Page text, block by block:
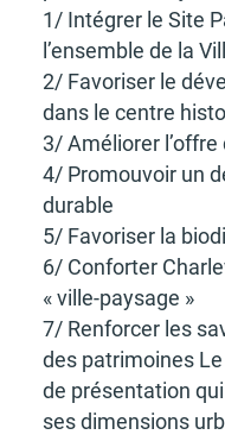
1/ Inté­grer le Site
l’en­semble de la
2/ Favo­ri­ser le
dans le centre
3/ Amélio­rer l’offre
4/ Promou­voir un
durable
5/ Favo­ri­ser la
6/ Confor­ter
« ville-paysage »
7/ Renfor­cer les
des patri­moines
de présen­ta­tion
ses dimen­sions